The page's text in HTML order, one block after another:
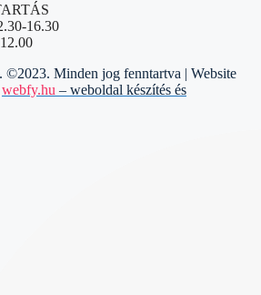
16.30
Minden jog fenntartva | Website
webfy.hu – weboldal készítés és